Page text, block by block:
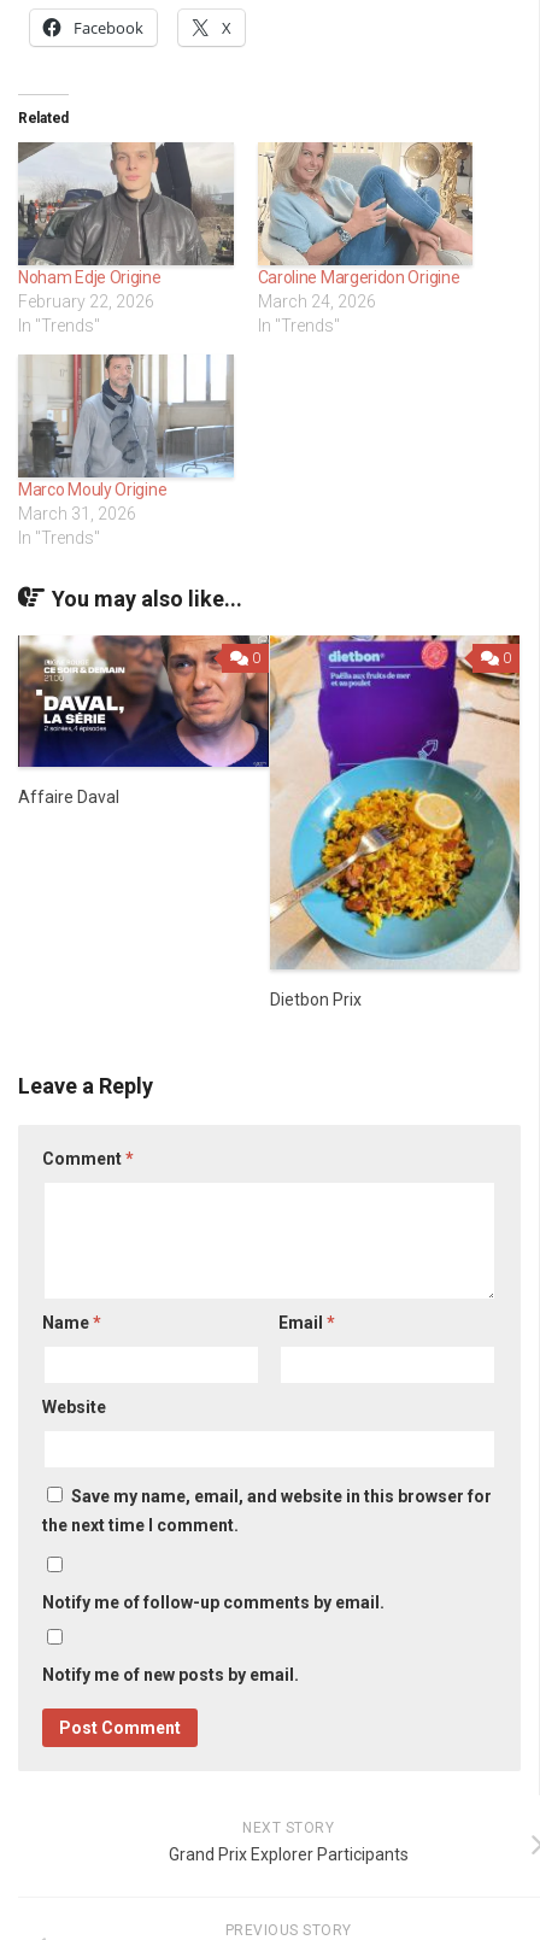
Facebook X
Related
Noham Edje Origine
February 22, 2026
In "Trends"
Caroline Margeridon Origine
March 24, 2026
In "Trends"
Marco Mouly Origine
March 31, 2026
In "Trends"
You may also like...
0
Affaire Daval
0
Dietbon Prix
Leave a Reply
Comment*
Name* Email*
Website
Save my name, email, and website in this browser for
the next time I comment.
Notify me of follow-up comments by email.
Notify me of new posts by email.
NEXT STORY
Grand Prix Explorer Participants
PREVIOUS STORY